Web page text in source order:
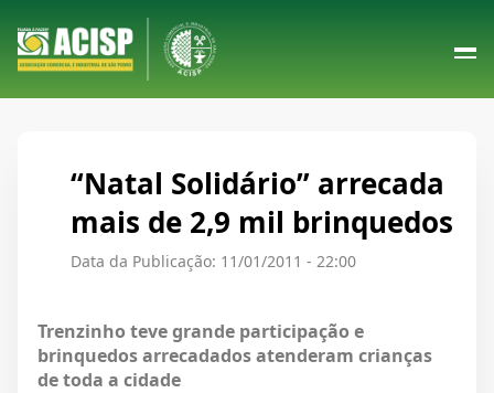
“Natal Solidário” arrecada
mais de 2,9 mil brinquedos
Data da Publicação: 11/01/2011 - 22:00
Trenzinho teve grande participação e
brinquedos arrecadados atenderam crianças
de toda a cidade